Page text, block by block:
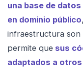
una base de
en dominio público
infraestructura son
permite que sus
adaptados a